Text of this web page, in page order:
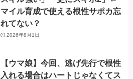
マイル育成で使える根性サポカ忘
れてない？
2026年8月1日
【ウマ娘】今回、逃げ先行で根性
入れる場合はハートじゃなくてス